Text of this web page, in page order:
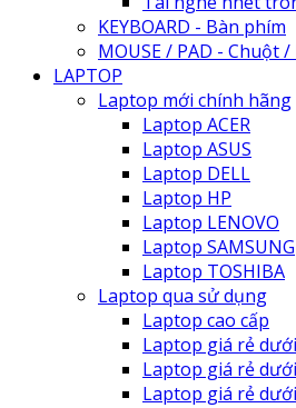
KEYBOARD - Bàn phím
MOUSE / PAD - Chuột
LAPTOP
Laptop mới chính hãng
Laptop ACER
Laptop ASUS
Laptop DELL
Laptop HP
Laptop LENOVO
Laptop SAMSUNG
Laptop TOSHIBA
Laptop qua sử dụng
Laptop cao cấp
Laptop giá rẻ
Laptop giá rẻ
Laptop giá rẻ